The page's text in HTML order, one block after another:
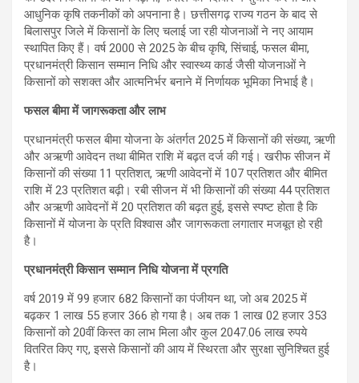
आधुनिक कृषि तकनीकों को अपनाना है। छत्तीसगढ़ राज्य गठन के बाद से
बिलासपुर जिले में किसानों के लिए चलाई जा रही योजनाओं ने नए आयाम
स्थापित किए हैं। वर्ष 2000 से 2025 के बीच कृषि, सिंचाई, फसल बीमा,
प्रधानमंत्री किसान सम्मान निधि और स्वास्थ्य कार्ड जैसी योजनाओं ने
किसानों को सशक्त और आत्मनिर्भर बनाने में निर्णायक भूमिका निभाई है।
फसल बीमा में जागरूकता और लाभ
प्रधानमंत्री फसल बीमा योजना के अंतर्गत 2025 में किसानों की संख्या, ऋणी
और अऋणी आवेदन तथा बीमित राशि में बढ़त दर्ज की गई। खरीफ सीजन में
किसानों की संख्या 11 प्रतिशत, ऋणी आवेदनों में 107 प्रतिशत और बीमित
राशि में 23 प्रतिशत बढ़ी। रबी सीजन में भी किसानों की संख्या 44 प्रतिशत
और अऋणी आवेदनों में 20 प्रतिशत की बढ़त हुई, इससे स्पष्ट होता है कि
किसानों में योजना के प्रति विश्वास और जागरूकता लगातार मजबूत हो रही
है।
प्रधानमंत्री किसान सम्मान निधि योजना में प्रगति
वर्ष 2019 में 99 हजार 682 किसानों का पंजीयन था, जो अब 2025 में
बढ़कर 1 लाख 55 हजार 366 हो गया है। अब तक 1 लाख 02 हजार 353
किसानों को 20वीं किस्त का लाभ मिला और कुल 2047.06 लाख रुपये
वितरित किए गए, इससे किसानों की आय में स्थिरता और सुरक्षा सुनिश्चित हुई
है।